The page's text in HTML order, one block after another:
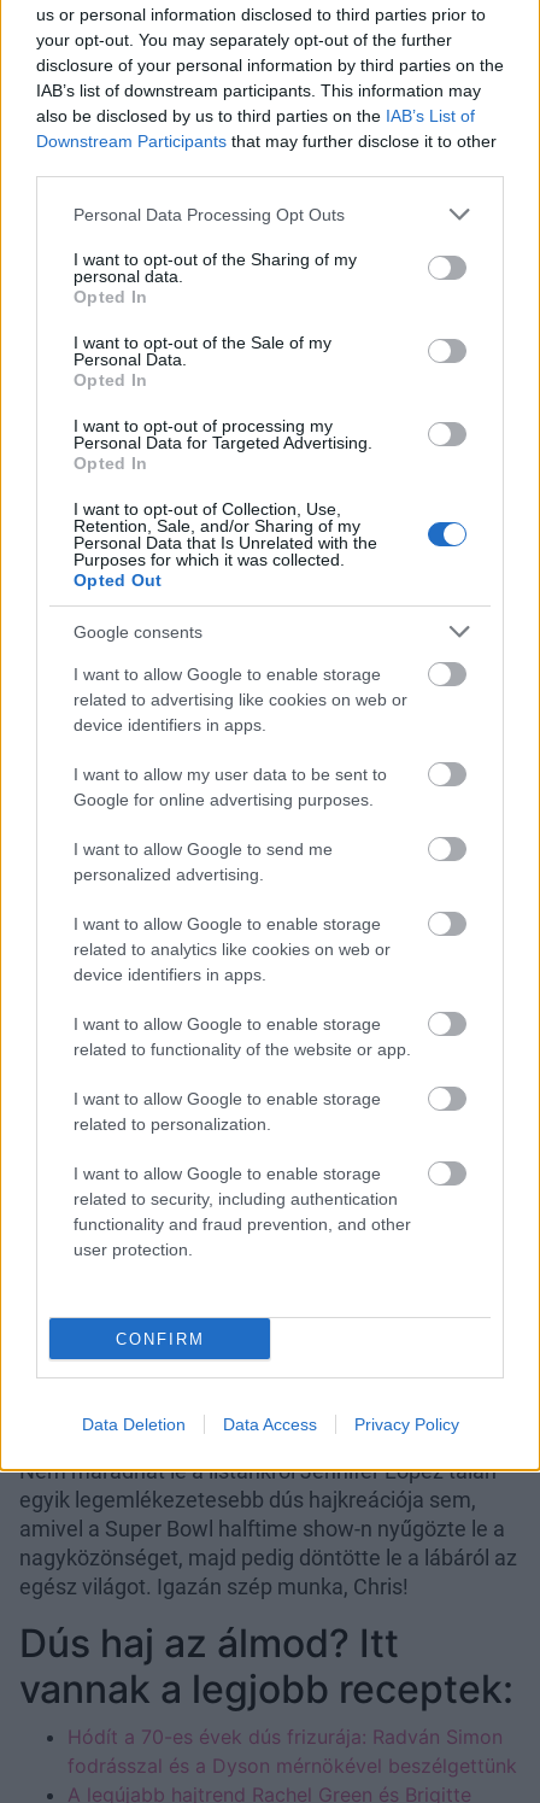
us or personal information disclosed to third parties prior to
your opt-out. You may separately opt-out of the further
disclosure of your personal information by third parties on the
IAB’s list of downstream participants. This information may
also be disclosed by us to third parties on the IAB’s List of
Downstream Participants that may further disclose it to other
Please note that this website/app uses one or more Google
not limited to your visit or usage behaviour. You may click to
grant or deny consent to Google and its third-party tags to
use your data for below specified purposes in below Google
consent section.
Personal Data Processing Opt Outs
I want to opt-out of the Sharing of my
personal data.
Opted In
I want to opt-out of the Sale of my
Personal Data.
Opted In
I want to opt-out of processing my
Personal Data for Targeted Advertising.
Opted In
I want to opt-out of Collection, Use,
Retention, Sale, and/or Sharing of my
Personal Data that Is Unrelated with the
Purposes for which it was collected.
Opted Out
Google consents
I want to allow Google to enable storage
related to advertising like cookies on web or
device identifiers in apps.
I want to allow my user data to be sent to
Google for online advertising purposes.
I want to allow Google to send me
personalized advertising.
I want to allow Google to enable storage
related to analytics like cookies on web or
device identifiers in apps.
I want to allow Google to enable storage
related to functionality of the website or app.
I want to allow Google to enable storage
related to personalization.
I want to allow Google to enable storage
related to security, including authentication
functionality and fraud prevention, and other
user protection.
CONFIRM
Data Deletion Data Access Privacy Policy
Nem csak kiengedett hajjal, hanem összekötve, egy
lófarokkal is fantasztikusan mutat az énekesnő, a
kívánt hatás nem marad el. Mint korábban már
írtunk róla,Chris megosztottaa tökéletesen dús,
otthon elkészíthető lófarok titkát, így ha kedvet
A dús haj a cél? Ezzel az egyszerű és
látványos copffal sikerülni fog!
Nem maradhat le a listánkról Jennifer Lopez talán
egyik legemlékezetesebb dús hajkreációja sem,
amivel a Super Bowl halftime show-n nyűgözte le a
nagyközönséget, majd pedig döntötte le a lábáról az
egész világot. Igazán szép munka, Chris!
Dús haj az álmod? Itt
vannak a legjobb receptek:
Hódít a 70-es évek dús frizurája: Radván Simon
fodrásszal és a Dyson mérnökével beszélgettünk
A legújabb hajtrend Rachel Green és Brigitte